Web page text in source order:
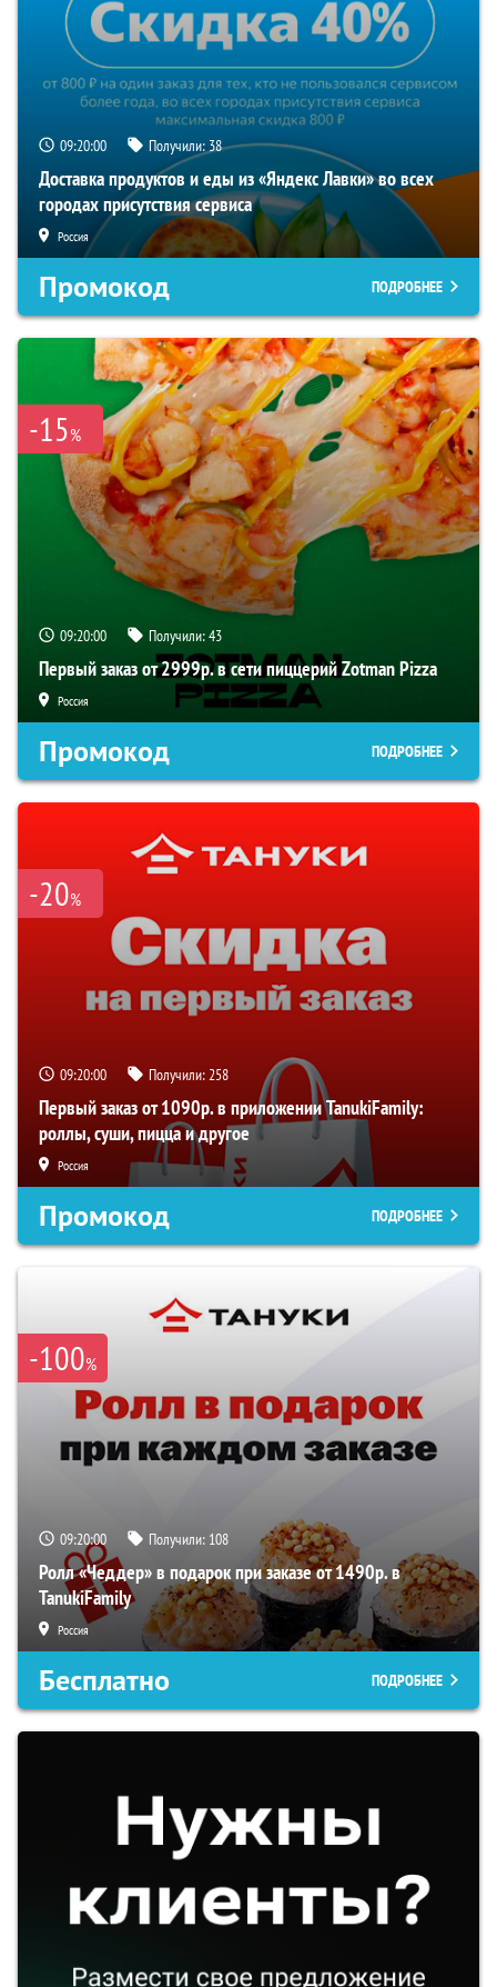
09:19:59 Получили:38
Доставка продуктов и еды из «Яндекс Лавки» во всех
городах присутствия сервиса
Россия
Промокод ПОДРОБНЕЕ
-15%
09:19:59 Получили:43
Первый заказ от 2999р. в сети пиццерий Zotman Pizza
Россия
Промокод ПОДРОБНЕЕ
-20%
09:19:59 Получили:258
Первый заказ от 1090р. в приложении TanukiFamily:
роллы, суши, пицца и другое
Россия
Промокод ПОДРОБНЕЕ
-100%
09:19:59 Получили: 108
Ролл «Чеддер» в подарок при заказе от 1490р. в
TanukiFamily
Россия
Бесплатно ПОДРОБНЕЕ